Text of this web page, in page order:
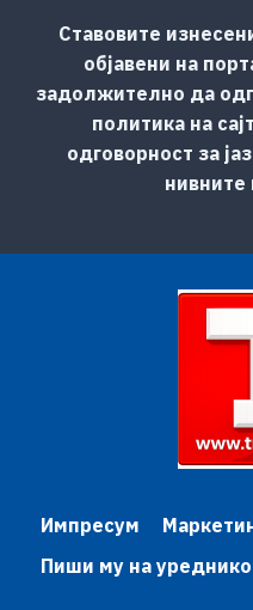
Ставовите
објавени на
задолжително да
политика на
одговорност за
нивните
Импресум
Пиши му на